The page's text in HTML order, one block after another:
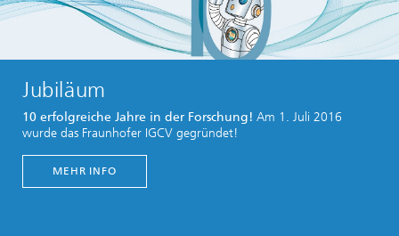
Jubiläum
10 erfolgreiche Jahre in der Forschung! Am 1. Juli 2016
wurde das Fraunhofer IGCV gegründet!
MEHR INFO